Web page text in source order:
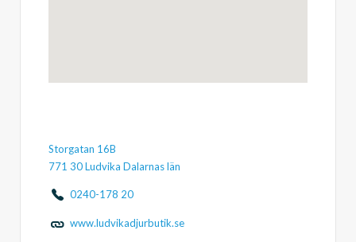
Storgatan 16B
771 30 Ludvika Dalarnas län
0240-178 20
www.ludvikadjurbutik.se